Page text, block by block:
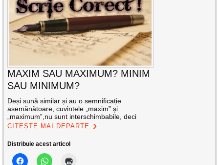
MAXIM SAU MAXIMUM? MINIM
SAU MINIMUM?
Deși sună similar și au o semnificație
asemănătoare, cuvintele „maxim” și
„maximum”,nu sunt interschimbabile, deci
CITEȘTE MAI DEPARTE
Distribuie acest articol